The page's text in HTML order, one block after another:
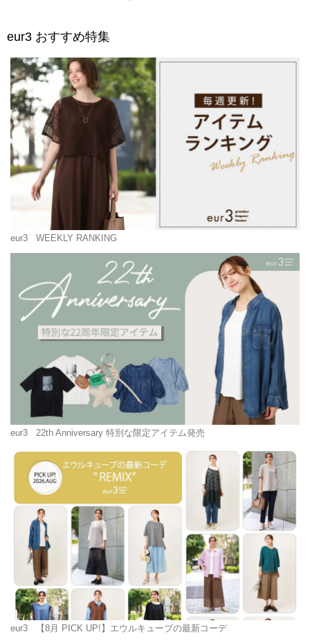
eur3 おすすめ特集
eur3 WEEKLY RANKING
eur3 22th Anniversary 特別な限定アイテム発売
eur3 【8月 PICK UP!】エウルキューブの最新コーデ